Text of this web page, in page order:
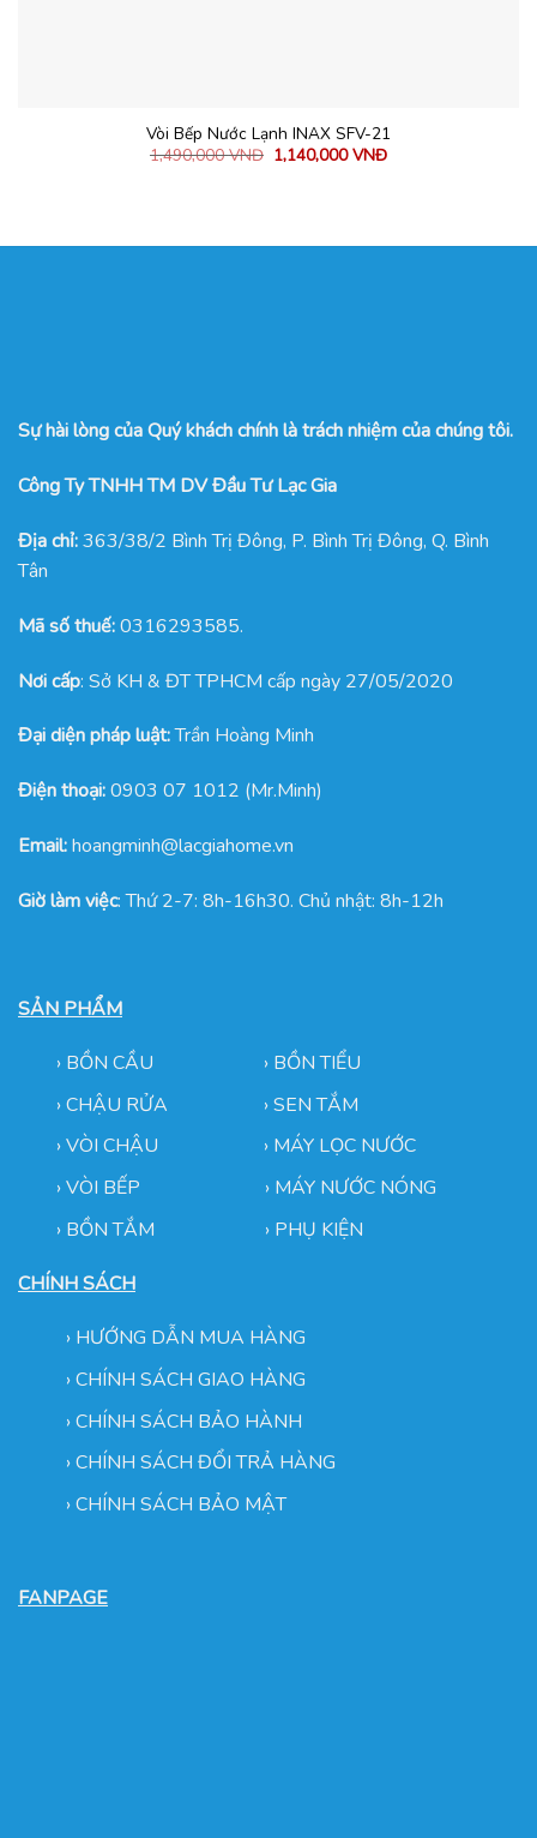
Vòi Bếp Nước Lạnh INAX SFV-21
1,490,000VNĐ 1,140,000VNĐ
Sự hài lòng của Quý khách chính là trách nhiệm của chúng tôi.
Công Ty TNHH TM DV Đầu Tư Lạc Gia
Địa chỉ:363/38/2 Bình Trị Đông, P. Bình Trị Đông, Q. Bình
Tân
Mã số thuế:0316293585.
Nơi cấp: Sở KH & ĐT TPHCM cấp ngày 27/05/2020
Đại diện pháp luật:Trần Hoàng Minh
Điện thoại:0903 07 1012 (Mr.Minh)
Email:hoangminh@lacgiahome.vn
Giờ làm việc: Thứ 2-7: 8h-16h30. Chủ nhật: 8h-12h
SẢN PHẨM
› BỒN CẦU › BỒN TIỂU
›CHẬU RỬA
› SEN TẮM
›VÒI CHẬU › MÁY LỌC NƯỚC
› VÒI BẾP
› MÁY NƯỚC NÓNG
› BỒN TẮM
› PHỤ KIỆN
CHÍNH SÁCH
› HƯỚNG DẪN MUA HÀNG
›CHÍNH SÁCH GIAO HÀNG
›CHÍNH SÁCH BẢO HÀNH
›CHÍNH SÁCH ĐỔI TRẢ HÀNG
›CHÍNH SÁCH BẢO MẬT
FANPAGE